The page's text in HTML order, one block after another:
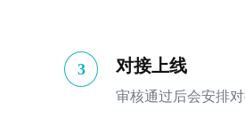
3 对接上线
审核通过后会安排